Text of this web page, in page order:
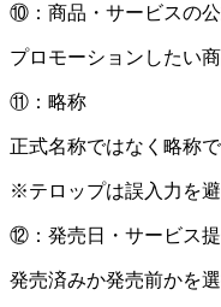
⑩：商品・サービスの
プロモーションしたい
⑪：略称
正式名称ではなく略称
※テロップは誤入力を
⑫：発売日・サービス提
発売済みか発売前かを